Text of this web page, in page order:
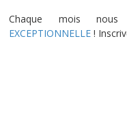
Chaque mois
EXCEPTIONNELLE!